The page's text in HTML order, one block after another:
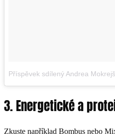
Příspěvek sdílený Andrea
3. Energetické a
Zkuste například Bombus nebo